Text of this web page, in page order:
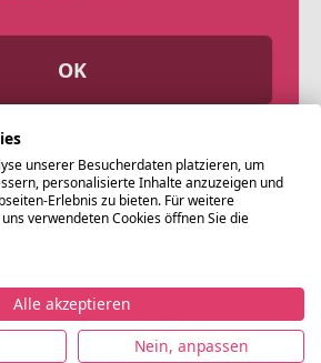
OK
Datenschutz Nutzungsbedingungen
unserer Besucherdaten platzieren, um
personalisierte Inhalte anzuzeigen und
Erlebnis zu bieten. Für weitere
verwendeten Cookies öffnen Sie die
Alle akzeptieren
Nein, anpassen